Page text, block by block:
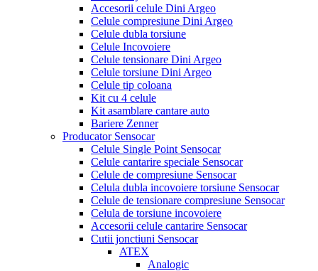
Accesorii celule Dini Argeo
Celule compresiune Dini Argeo
Celule dubla torsiune
Celule Incovoiere
Celule tensionare Dini Argeo
Celule torsiune Dini Argeo
Celule tip coloana
Kit cu 4 celule
Kit asamblare cantare auto
Bariere Zenner
Producator Sensocar
Celule Single Point Sensocar
Celule cantarire speciale Sensocar
Celule de compresiune Sensocar
Celula dubla incovoiere torsiune Sensocar
Celule de tensionare compresiune Sensocar
Celula de torsiune incovoiere
Accesorii celule cantarire Sensocar
Cutii jonctiuni Sensocar
ATEX
Analogic